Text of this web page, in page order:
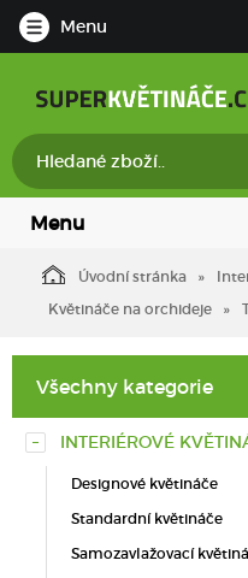
Menu
Menu
Úvodní stránka
Květináče na orchideje
Všechny kategorie
INTERIÉROVÉ
Designové květináče
Standardní květináče
Samozavlažovací